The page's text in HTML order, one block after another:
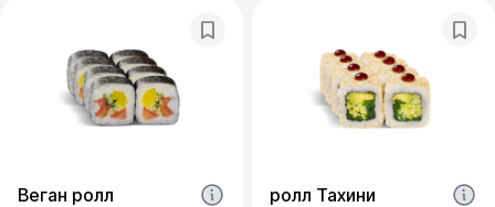
Веган ролл ролл Тахини